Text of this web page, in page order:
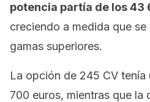
potencia partía de los 43
creciendo a medida que
gamas superiores.
La opción de 245 CV
700 euros, mientras que la